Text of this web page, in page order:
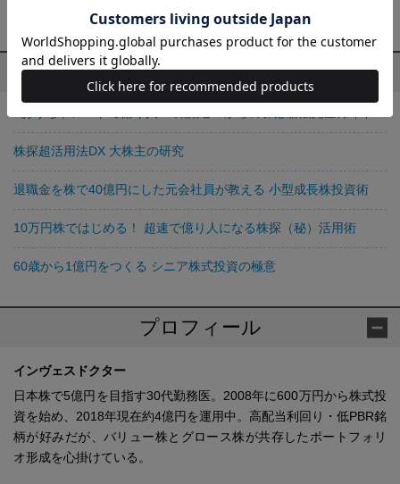
今亀庵 の他の作品
株探超活用法DX 大株主の研究
退職金を株で40億円にした元会社員が教える 小型成長株投資術
10万円株ではじめる！ 超速で億り人になる株探（秘）活用術
60歳から1億円をつくる シニア株式投資の極意
プロフィール
インヴェスドクター
日本株で5億円を目指す30代勤務医。2008年に600万円から株式投
資を始め、2018年現在約4億円を運用中。高配当利回り・低PBR銘
柄が好みだが、バリュー株とグロース株が共存したポートフォリ
オ形成を心掛けている。